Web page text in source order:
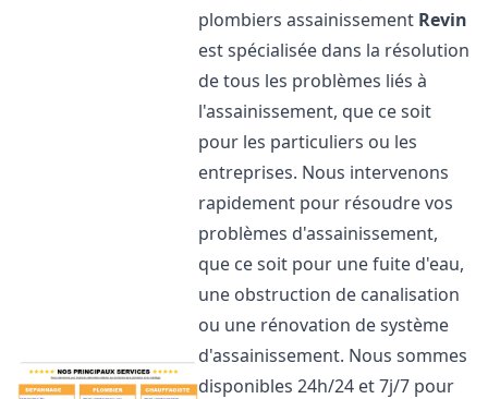
plombiers assainissement Revin
est spécialisée dans la résolution
de tous les problèmes liés à
l'assainissement, que ce soit
pour les particuliers ou les
entreprises. Nous intervenons
rapidement pour résoudre vos
problèmes d'assainissement,
que ce soit pour une fuite d'eau,
une obstruction de canalisation
ou une rénovation de système
d'assainissement. Nous sommes
disponibles 24h/24 et 7j/7 pour